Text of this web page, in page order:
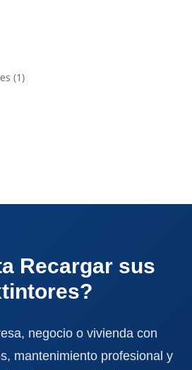
11
Recargar sus
negocio o vivienda con
mantenimiento profesional y